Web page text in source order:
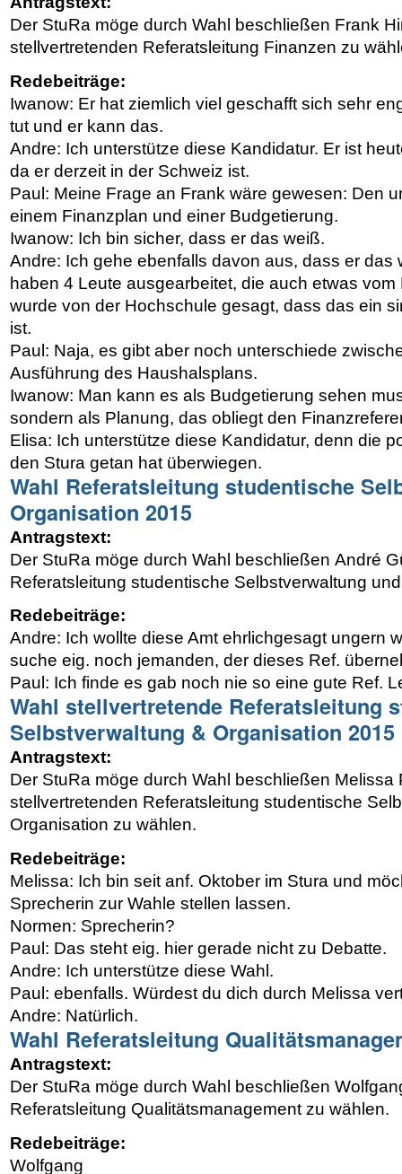
Der StuRa möge durch Wahl beschließen Frank
stellvertretenden Referatsleitung Finanzen zu
Redebeiträge:
Iwanow: Er hat ziemlich viel geschafft sich sehr
tut und er kann das.
Andre: Ich unterstütze diese Kandidatur. Er ist
da er derzeit in der Schweiz ist.
Paul: Meine Frage an Frank wäre gewesen: Den
einem Finanzplan und einer Budgetierung.
Iwanow: Ich bin sicher, dass er das weiß.
Andre: Ich gehe ebenfalls davon aus, dass er das
haben 4 Leute ausgearbeitet, die auch etwas
wurde von der Hochschule gesagt, dass das ein
ist.
Paul: Naja, es gibt aber noch unterschiede
Ausführung des Haushalsplans.
Iwanow: Man kann es als Budgetierung sehen
sondern als Planung, das obliegt den
Elisa: Ich unterstütze diese Kandidatur, denn die
den Stura getan hat überwiegen.
Wahl Referatsleitung studentische
Organisation 2015
Antragstext:
Der StuRa möge durch Wahl beschließen André
Referatsleitung studentische Selbstverwaltung
Redebeiträge:
Andre: Ich wollte diese Amt ehrlichgesagt ungern
suche eig. noch jemanden, der dieses Ref.
Paul: Ich finde es gab noch nie so eine gute Ref.
Wahl stellvertretende Referatsleitung
Selbstverwaltung & Organisation 2015
Antragstext:
Der StuRa möge durch Wahl beschließen Melissa
stellvertretenden Referatsleitung studentische
Organisation zu wählen.
Redebeiträge:
Melissa: Ich bin seit anf. Oktober im Stura und
Sprecherin zur Wahle stellen lassen.
Normen: Sprecherin?
Paul: Das steht eig. hier gerade nicht zu Debatte.
Andre: Ich unterstütze diese Wahl.
Paul: ebenfalls. Würdest du dich durch Melissa
Andre: Natürlich.
Wahl Referatsleitung
Antragstext:
Der StuRa möge durch Wahl beschließen
Referatsleitung Qualitätsmanagement zu wählen.
Redebeiträge:
Wolfgang